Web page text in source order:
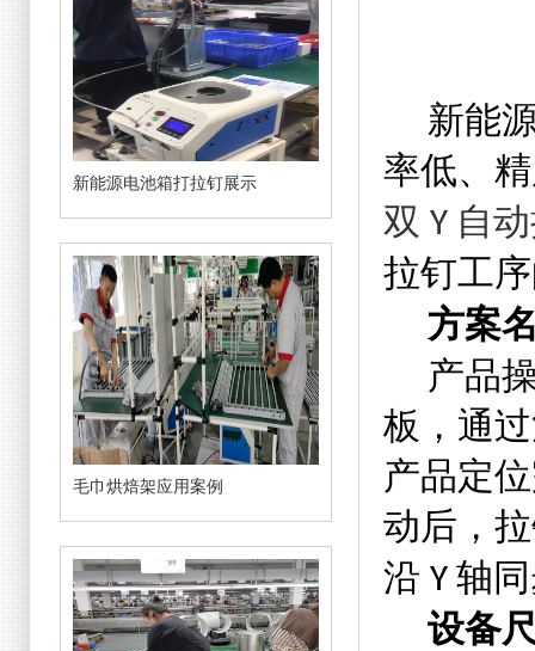
新能源电池箱打拉钉展示
毛巾烘焙架应用案例
新能
率低、
双 Y 自
拉钉工
方案
产品
板，通
产品定
动后，
沿 Y 轴
设备